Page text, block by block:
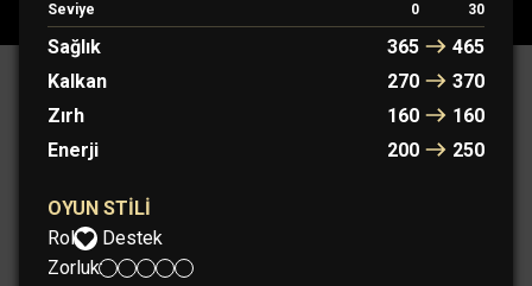
Seviye 0 30
Sağlık 365
465
Kalkan
270
370
Zırh
160
160
Enerji
200 250
OYUN STILI
Rol:
Destek
Zorluk: